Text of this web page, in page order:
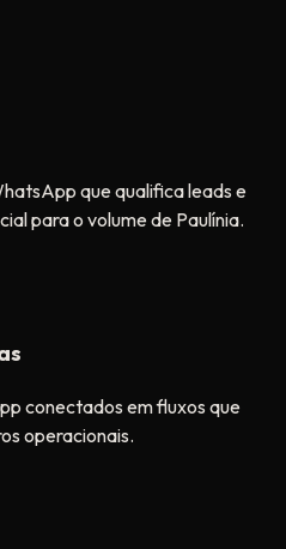
que qualifica leads e
para o volume de Paulínia.
conectados em fluxos que
operacionais.